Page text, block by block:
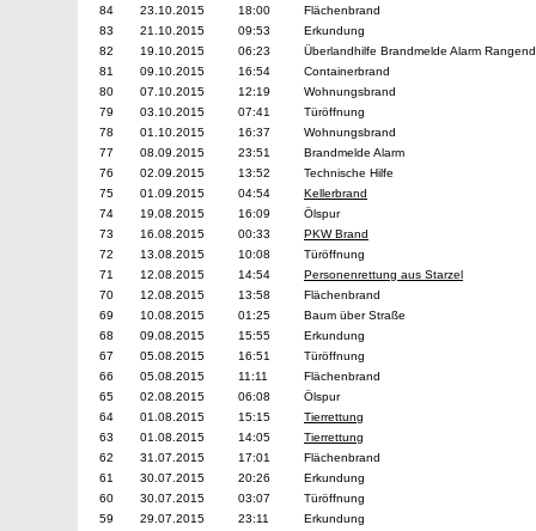
84
23.10.2015 18:00
Flächenbrand
83
21.10.2015 09:53
Erkundung
82
19.10.2015 06:23
Überlandhilfe Brandmelde Alarm
81
09.10.2015 16:54
Containerbrand
80
07.10.2015 12:19
Wohnungsbrand
79
03.10.2015 07:41
Türöffnung
78
01.10.2015 16:37
Wohnungsbrand
77
08.09.2015 23:51
Brandmelde Alarm
76
02.09.2015 13:52
Technische Hilfe
75
01.09.2015 04:54
Kellerbrand
74
19.08.2015 16:09
Ölspur
73
16.08.2015 00:33
PKW Brand
72
13.08.2015 10:08
Türöffnung
71
12.08.2015 14:54
Personenrettung aus Starzel
70
12.08.2015 13:58
Flächenbrand
69
10.08.2015 01:25
Baum über Straße
68
09.08.2015 15:55
Erkundung
67
05.08.2015 16:51
Türöffnung
66
05.08.2015 11:11
Flächenbrand
65
02.08.2015 06:08
Ölspur
64
01.08.2015 15:15
Tierrettung
63
01.08.2015 14:05
Tierrettung
62
31.07.2015 17:01
Flächenbrand
61
30.07.2015 20:26
Erkundung
60
30.07.2015 03:07
Türöffnung
59
29.07.2015 23:11
Erkundung